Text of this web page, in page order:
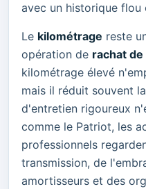
avec un historique flou
Le kilométrage reste
opération de rachat
kilométrage élevé
mais il réduit souvent
d'entretien rigoureux
comme le Patriot, les
professionnels
transmission, de
amortisseurs et des